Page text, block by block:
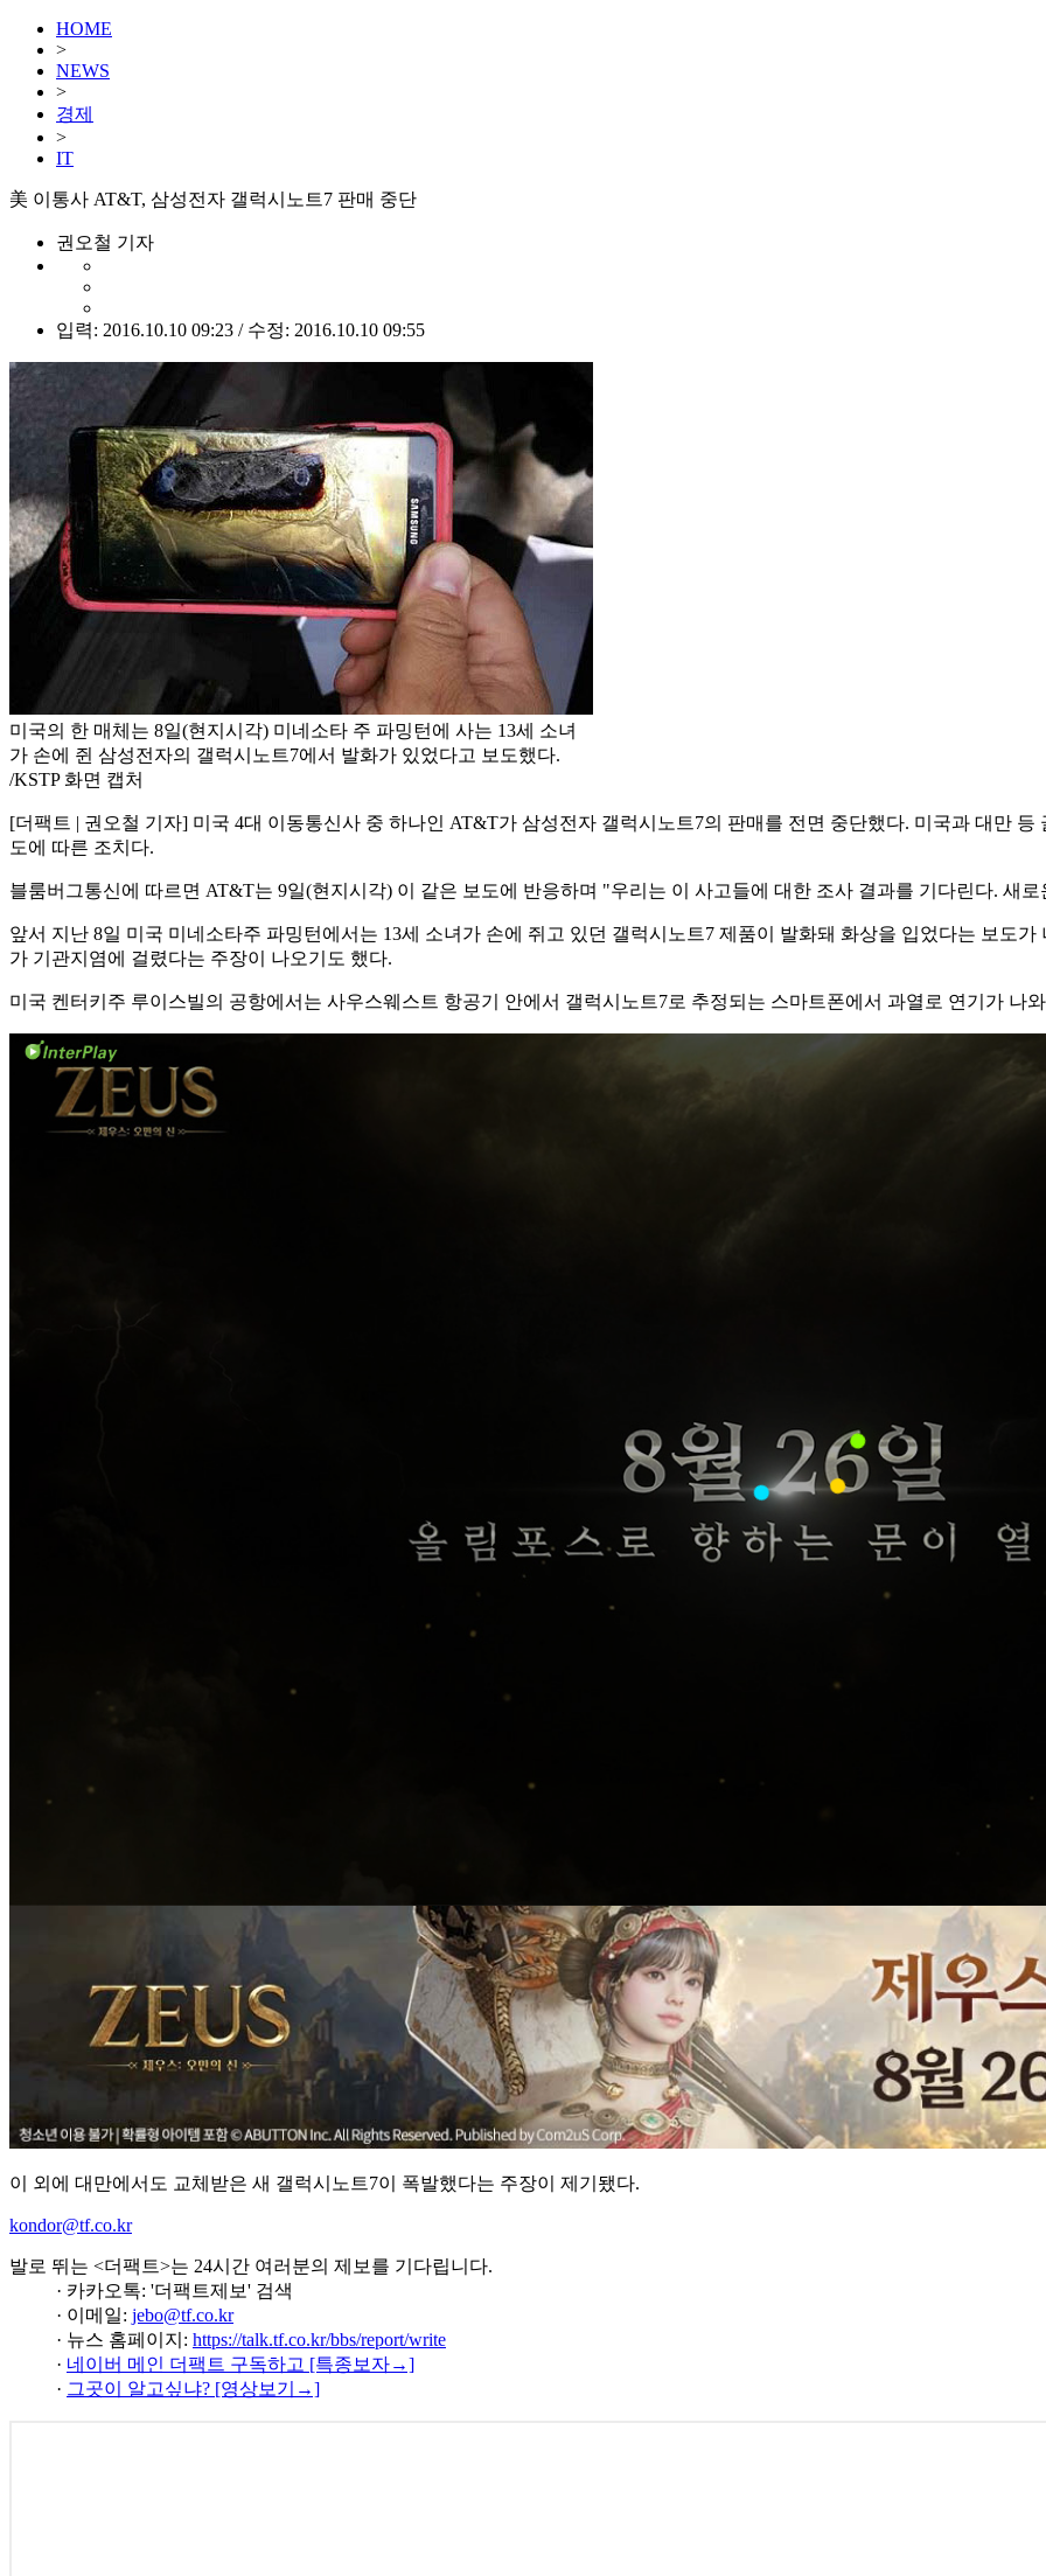
HOME
>
NEWS
>
경제
>
IT
美 이통사 AT&T, 삼성전자 갤럭시노트7 판매 중단
권오철 기자
입력: 2016.10.10 09:23 / 수정: 2016.10.10 09:55
미국의 한 매체는 8일(현지시각) 미네소타 주 파밍턴에 사는 13세 소녀
가 손에 쥔 삼성전자의 갤럭시노트7에서 발화가 있었다고 보도했다.
/KSTP 화면 캡처
[더팩트 | 권오철 기자] 미국 4대 이동통신사 중 하나인 AT&T가 삼성전자 갤럭시노트7의 판매를 전면 중단했다. 미국과 대만
도에 따른 조치다.
블룸버그통신에 따르면 AT&T는 9일(현지시각) 이 같은 보도에 반응하며 "우리는 이 사고들에 대한 조사 결과를 기다린다. 새
앞서 지난 8일 미국 미네소타주 파밍턴에서는 13세 소녀가 손에 쥐고 있던 갤럭시노트7 제품이 발화돼 화상을 입었다는 보도
가 기관지염에 걸렸다는 주장이 나오기도 했다.
미국 켄터키주 루이스빌의 공항에서는 사우스웨스트 항공기 안에서 갤럭시노트7로 추정되는 스마트폰에서 과열로 연기가 나
이 외에 대만에서도 교체받은 새 갤럭시노트7이 폭발했다는 주장이 제기됐다.
kondor@tf.co.kr
발로 뛰는 <더팩트>는 24시간 여러분의 제보를 기다립니다.
· 카카오톡: '더팩트제보' 검색
· 이메일: jebo@tf.co.kr
· 뉴스 홈페이지: https://talk.tf.co.kr/bbs/report/write
· 네이버 메인 더팩트 구독하고 [특종보자→]
· 그곳이 알고싶냐? [영상보기→]